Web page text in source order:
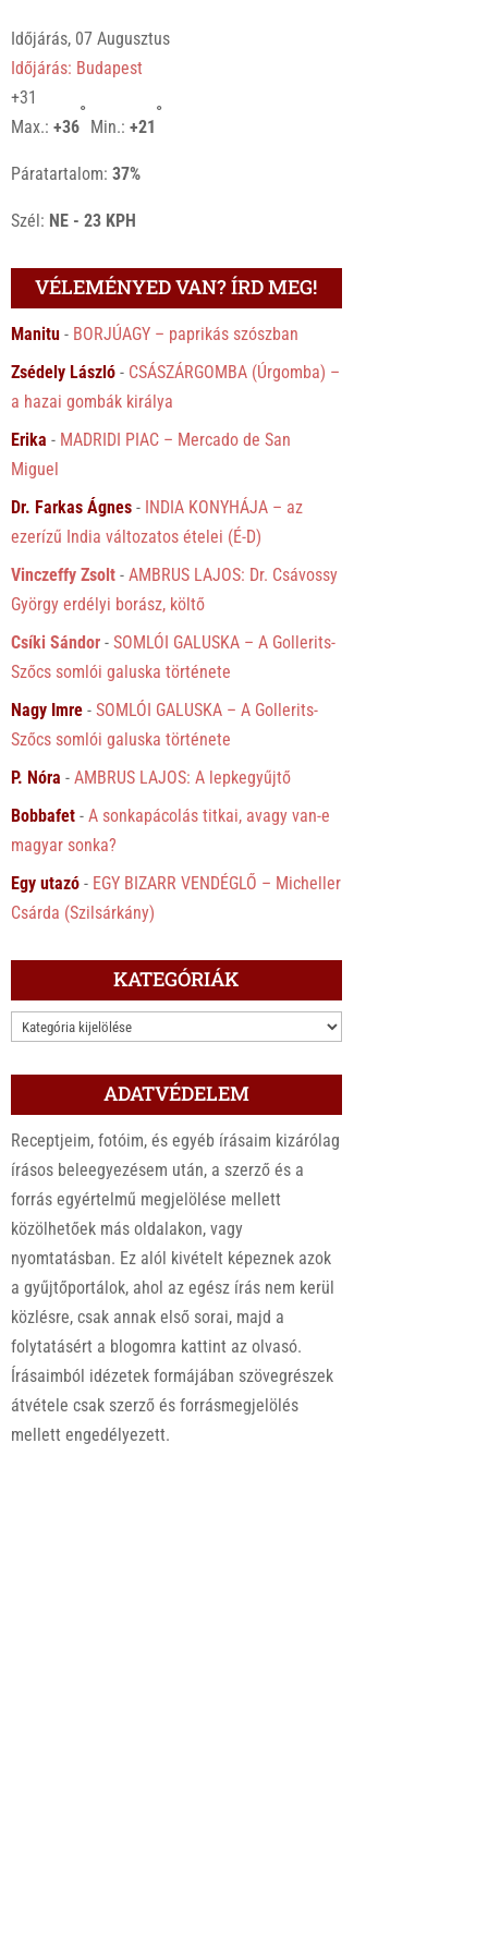
Időjárás, 07 Augusztus
Időjárás: Budapest
+31
Max.:+36
°
Min.:+21
°
Páratartalom:37%
Szél: NE - 23 KPH
VÉLEMÉNYED VAN? ÍRD MEG!
Manitu - BORJÚAGY – paprikás szószban
Zsédely László - CSÁSZÁRGOMBA (Úrgomba) –
a hazai gombák királya
Erika - MADRIDI PIAC – Mercado de San
Miguel
Dr. Farkas Ágnes - INDIA KONYHÁJA – az
ezerízű India változatos ételei (É-D)
Vinczeffy Zsolt -AMBRUS LAJOS: Dr. Csávossy
György erdélyi borász, költő
Csíki Sándor -SOMLÓI GALUSKA – A Gollerits-
Szőcs somlói galuska története
Nagy Imre -SOMLÓI GALUSKA – A Gollerits-
Szőcs somlói galuska története
P. Nóra -AMBRUS LAJOS: A lepkegyűjtő
Bobbafet -A sonkapácolás titkai, avagy van-e
magyar sonka?
Egy utazó - EGY BIZARR VENDÉGLŐ – Micheller
Csárda (Szilsárkány)
KATEGÓRIÁK
KATEGÓRIÁK
ADATVÉDELEM
Receptjeim, fotóim, és egyéb írásaim kizárólag
írásos beleegyezésem után, a szerző és a
forrás egyértelmű megjelölése mellett
közölhetőek más oldalakon, vagy
nyomtatásban. Ez alól kivételt képeznek azok
a gyűjtőportálok, ahol az egész írás nem kerül
közlésre, csak annak első sorai, majd a
folytatásért a blogomra kattint az olvasó.
Írásaimból idézetek formájában szövegrészek
átvétele csak szerző és forrásmegjelölés
mellett engedélyezett.